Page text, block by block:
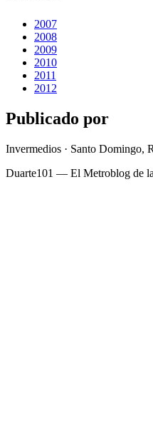
2007
2008
2009
2010
2011
2012
Publicado por
Invermedios · Santo Domingo,
Duarte101 — El Metroblog de